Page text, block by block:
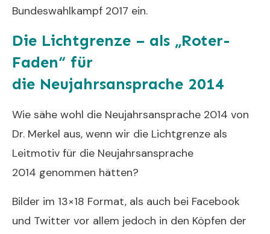
Bundeswahlkampf 2017 ein.
Die Lichtgrenze – als „Roter-
Faden“ für
die Neujahrsansprache 2014
Wie sähe wohl die Neujahrsansprache 2014 von
Dr. Merkel aus, wenn wir die Lichtgrenze als
Leitmotiv für die Neujahrsansprache
2014 genommen hätten?
Bilder im 13×18 Format, als auch bei Facebook
und Twitter vor allem jedoch in den Köpfen der